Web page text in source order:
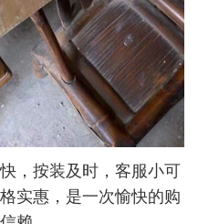
，按装及时，客服小可
实惠，是一次愉快的购